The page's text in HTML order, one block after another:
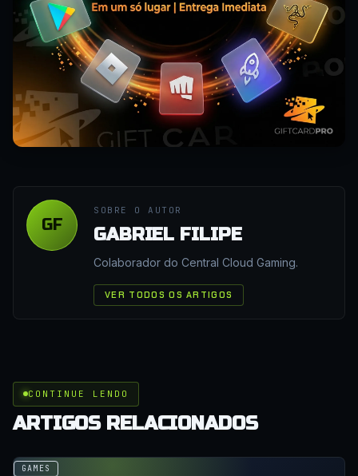
GF
SOBRE O AUTOR
GABRIEL FILIPE
Colaborador do Central Cloud Gaming.
VER TODOS OS ARTIGOS
CONTINUE LENDO
ARTIGOS RELACIONADOS
GAMES